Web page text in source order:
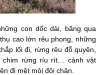
con dốc dài, băng qua
cao lớn rêu phong, những
lối đi, rừng rêu đỗ quyên,
chim rừng ríu rít… cảnh vật
đi mệt mỏi đôi chân.